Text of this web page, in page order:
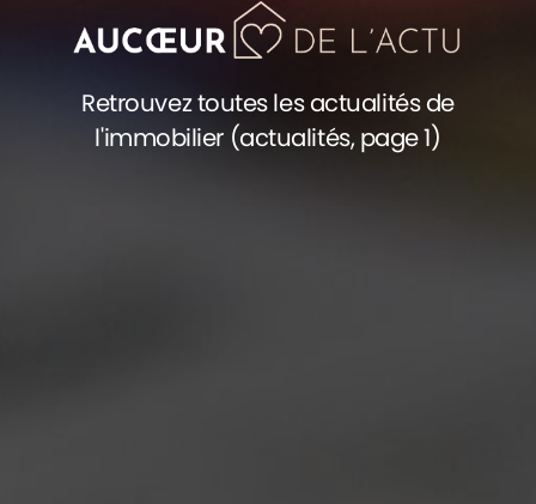
Retrouvez toutes les actualités de
l'immobilier (actualités, page 1)